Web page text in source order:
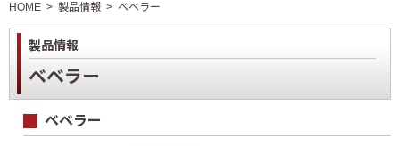
HOME 製品情報 ベベラー
製品情報
ベベラー
ベベラー